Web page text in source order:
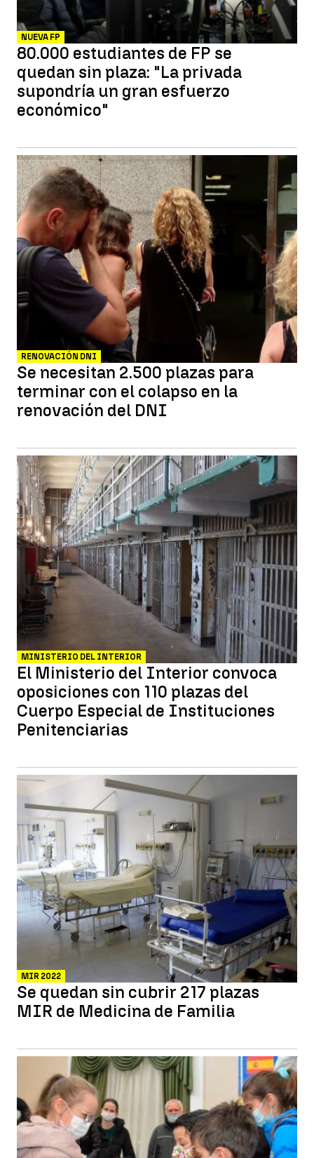
NUEVA FP
80.000 estudiantes de FP se
quedan sin plaza: "La privada
supondría un gran esfuerzo
económico"
RENOVACIÓN DNI
Se necesitan 2.500 plazas para
terminar con el colapso en la
renovación del DNI
MINISTERIO DEL INTERIOR
El Ministerio del Interior convoca
oposiciones con 110 plazas del
Cuerpo Especial de Instituciones
Penitenciarias
MIR 2022
Se quedan sin cubrir 217 plazas
MIR de Medicina de Familia